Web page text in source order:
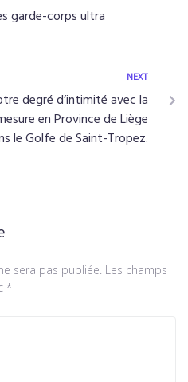
garde-corps ultra
NEXT
degré d’intimité avec la
en Province de Liège
le Golfe de Saint-Tropez.
sera pas publiée. Les champs
*